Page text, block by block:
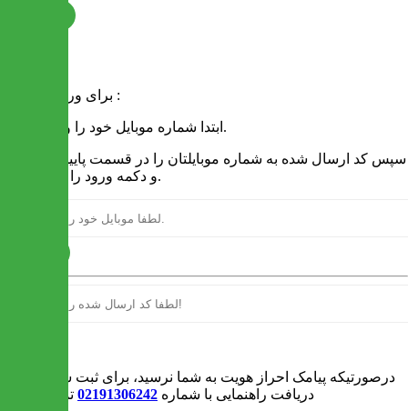
برای ورود به سایت :
1 - ابتدا شماره موبایل خود را وارد کنید.
و دکمه ورود را انتخاب کنید.
درصورتیکه پیامک احراز هویت به شما نرسید، برای ثبت سفارش و یا
دریافت راهنمایی با شماره 02191306242 تماس بگیرید